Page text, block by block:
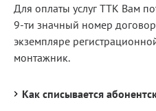
Для оплаты услуг ТТК Вам
9-ти значный номер
экземпляре
монтажник.
Как списывается